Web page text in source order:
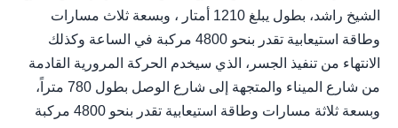
الشيخ راشد، بطول يبلغ 1210 أمتار ، وبسعة ثلاث مسارات
وطاقة استيعابية تقدر بنحو 4800 مركبة في الساعة وكذلك
الانتهاء من تنفيذ الجسر، الذي سيخدم الحركة المرورية القادمة
من شارع الميناء والمتجهة إلى شارع الوصل بطول 780 متراً،
وبسعة ثلاثة مسارات وطاقة استيعابية تقدر بنحو 4800 مركبة